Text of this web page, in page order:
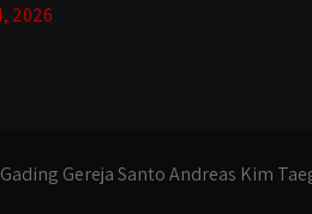
2026
Gereja Santo Andreas Kim